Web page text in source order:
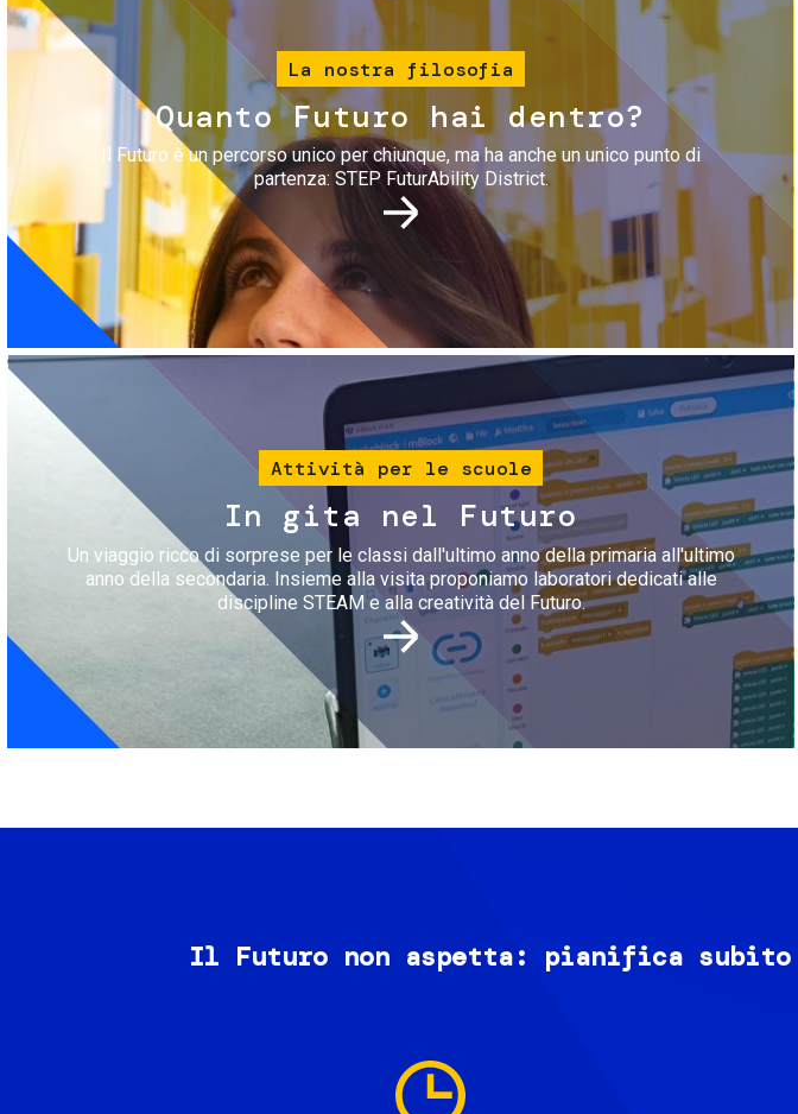
La nostra filosofia
Quanto Futuro hai dentro?
Il Futuro è un percorso unico per chiunque, ma ha anche un unico punto di
partenza: STEP FuturAbility District.
Immagine
Attività per le scuole
In gita nel Futuro
Un viaggio ricco di sorprese per le classi dall'ultimo anno della primaria all'ultimo
anno della secondaria. Insieme alla visita proponiamo laboratori dedicati alle
discipline STEAM e alla creatività del Futuro.
Il Futuro non aspetta: pianifica